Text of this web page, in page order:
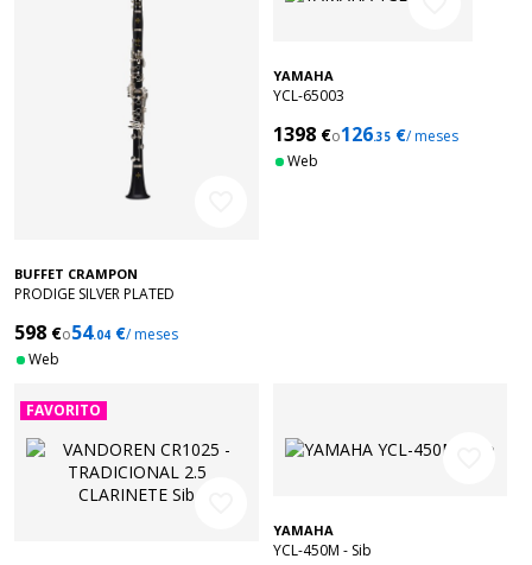
BUFFET CRAMPON
PRODIGE SILVER PLATED
598 €o54.04 €/ meses
Web
YAMAHA
YCL-65003
1398 €o126.35 €/ meses
Web
FAVORITO
YAMAHA
YCL-450M - Sib